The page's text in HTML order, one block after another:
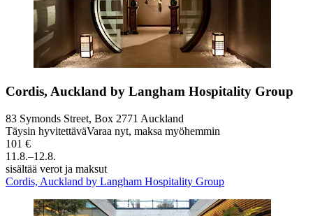
Cordis, Auckland by Langham Hospitality Group
83 Symonds Street, Box 2771 Auckland
Täysin hyvitettäväVaraa nyt, maksa myöhemmin
101 €
11.8.–12.8.
sisältää verot ja maksut
Cordis, Auckland by Langham Hospitality Group